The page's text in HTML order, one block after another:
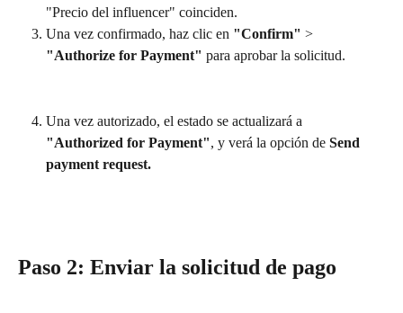
"Precio del influencer" coinciden.
Una vez confirmado, haz clic en "Confirm" >
"Authorize for Payment" para aprobar la solicitud.
Una vez autorizado, el estado se actualizará a
"Authorized for Payment", y verá la opción de Send
payment request.
Paso 2: Enviar la solicitud de pago